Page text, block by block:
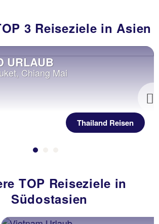
3 Reiseziele in Asien
URLAUB
Chiang Mai
Thailand Reisen
TOP Reiseziele in
Südostasien